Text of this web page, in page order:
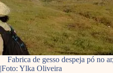
Fabrica de gesso despeja pó no
|Foto: Ylka Oliveira